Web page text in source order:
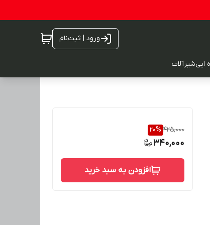
ورود | ثبت‌نام
اییشیرآلات
425,000
20%
340,000
افزودن به سبد خرید